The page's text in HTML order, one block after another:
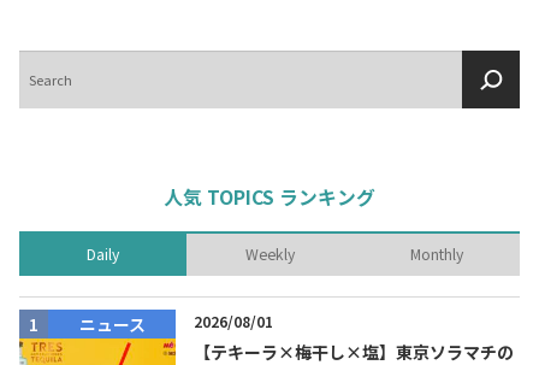
索
人気 TOPICS ランキング
Daily Weekly Monthly
ニュース 2026/08/01
【テキーラ×梅干し×塩】東京ソラマチの